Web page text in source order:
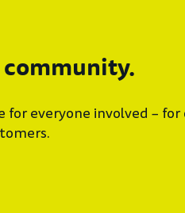
everyone involved – for